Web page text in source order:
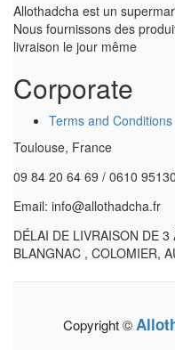
Allothadcha est un
Nous fournissons des
livraison le jour même
Corporate
Terms and Conditions
Toulouse, France
09 84 20 64 69 / 0610
Email: info@allothadcha.fr
DÉLAI DE LIVRAISON DE
BLANGNAC , COLOMIER,
Copyright ©